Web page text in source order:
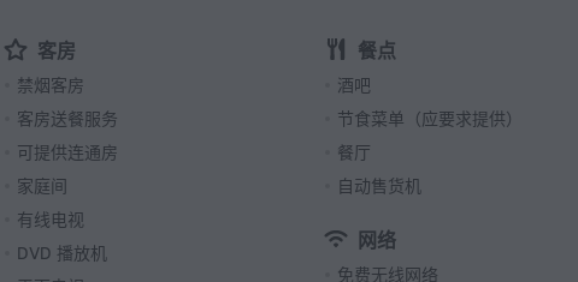
客房
禁烟客房
客房送餐服务
可提供连通房
家庭间
有线电视
DVD 播放机
餐点
酒吧
节食菜单（应要求提供）
餐厅
自动售货机
网络
免费无线网络